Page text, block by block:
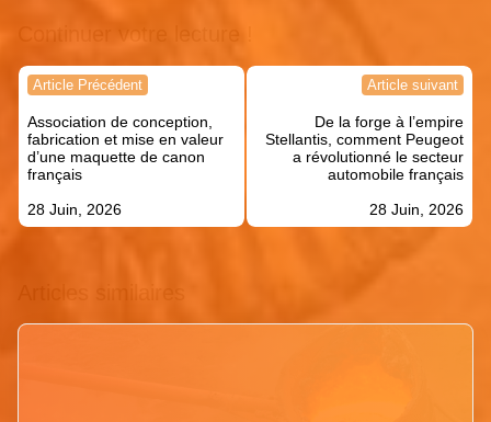
Continuer votre lecture !
Navigation
l’article
Article Précédent
Association de conception,
fabrication et mise en valeur
d’une maquette de canon
français
28 Juin, 2026
Article suivant
De la forge à l’empire
Stellantis, comment Peugeot
a révolutionné le secteur
automobile français
28 Juin, 2026